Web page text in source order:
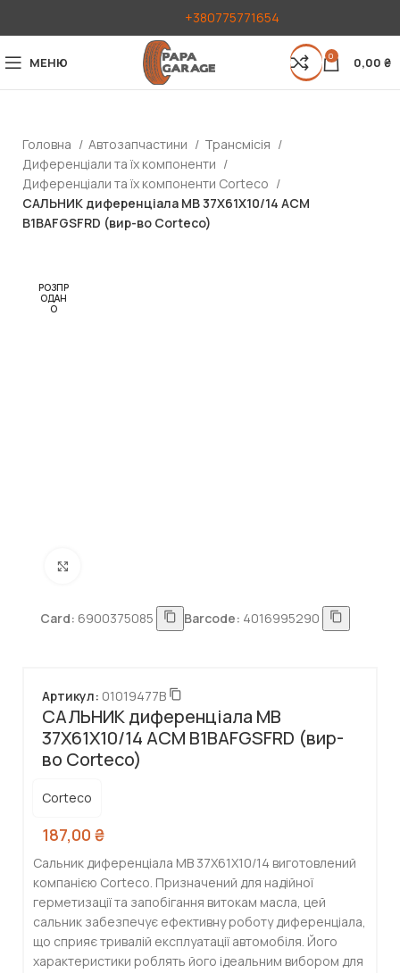
+380775771654
МЕНЮ 0 0,00 ₴
Головна Автозапчастини
Трансмісія
Диференціали та їх компоненти
Диференціали та їх компоненти Corteco
САЛЬНИК диференціала MB 37X61X10/14 ACM
B1BAFGSFRD (вир-во Corteco)
РОЗПР
ОДАН
О
Card: 6900375085 Barcode: 4016995290
САЛЬНИК диференціала MB
37X61X10/14 ACM B1BAFGSFRD (вир-
во Corteco)
Артикул: 01019477B
Corteco
187,00 ₴
Сальник диференціала MB 37X61X10/14 виготовлений
компанією Corteco. Призначений для надійної
герметизації та запобігання витокам масла, цей
сальник забезпечує ефективну роботу диференціала,
що сприяє тривалій експлуатації автомобіля. Його
характеристики роблять його ідеальним вибором для